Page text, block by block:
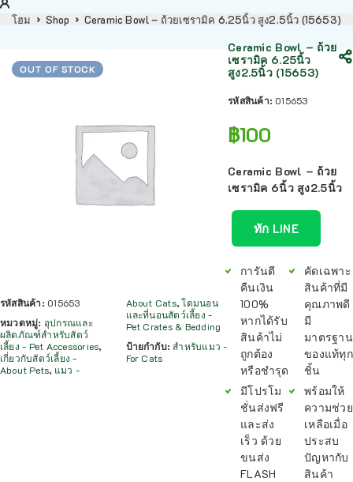
โฮม Shop Ceramic Bowl – ถ้วยเซรามิค 6.25นิ้ว สูง2.5นิ้ว (15653)
OUT OF STOCK
รหัสสินค้า: 015653
หมวดหมู่: อุปกรณและ
ผลิตภัณฑ์สำหรับสัตว์
เลี้ยง - Pet Accessories,
เกี่ยวกับสัตว์เลี้ยง -
About Pets, แมว -
About Cats,โดมนอน
และที่นอนสัตว์เลี้ยง -
Pet Crates & Bedding
ป้ายกำกับ:สำหรับแมว -
For Cats
Ceramic Bowl – ถ้วย
เซรามิค 6.25นิ้ว
สูง2.5นิ้ว (15653)
รหัสสินค้า: 015653
฿100
Ceramic Bowl – ถ้วย
เซรามิค 6นิ้ว สูง2.5นิ้ว
ทัก LINE
การันตี
คืนเงิน
100%
หากได้รับ
สินค้าไม่
ถูกต้อง
หรือชำรุด
มีโปรโม
ชั่นส่งฟรี
และส่ง
เร็ว ด้วย
ขนส่ง
FLASH
คัดเฉพาะ
สินค้าที่มี
คุณภาพดี
มี
มาตรฐาน
ของแท้ทุก
ชิ้น
พร้อมให้
ความช่วย
เหลือเมื่อ
ประสบ
ปัญหากับ
สินค้า